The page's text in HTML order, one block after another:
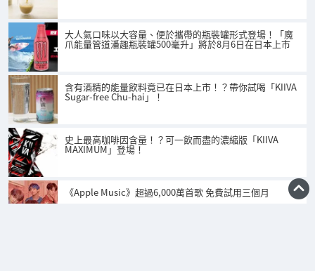
大人氣口味以大容量、便於攜帶的瓶裝罐形式登場！「魔
爪能量管道潘趣瓶裝罐500毫升」將於8月6日在日本上市
含有酒精的能量飲料竟已在日本上市！？帶你試喝「KIIVA
Sugar-free Chu-hai」！
史上最高咖啡因含量！？可一飲而盡的濃縮版「KIIVA
MAXIMUM」登場！
《Apple Music》超過6,000萬首歌 免費試用三個月